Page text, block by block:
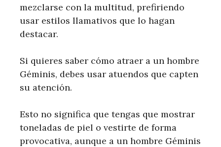
mezclarse con la multitud, prefiriendo
usar estilos llamativos que lo hagan
destacar.
Si quieres saber cómo atraer a un hombre
Géminis, debes usar atuendos que capten
su atención.
Esto no significa que tengas que mostrar
toneladas de piel o vestirte de forma
provocativa, aunque a un hombre Géminis